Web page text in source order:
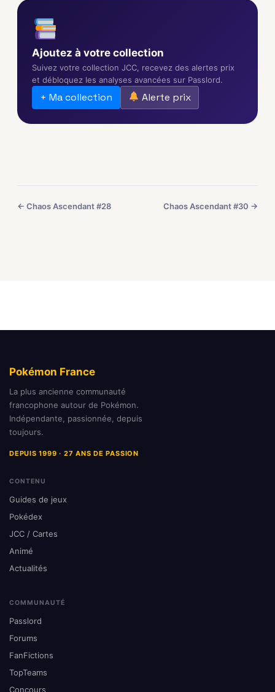
Ajoutez à votre collection
Suivez votre collection JCC, recevez des alertes prix
et débloquez les analyses avancées sur Passlord.
+ Ma collection Alerte prix
← Chaos Ascendant #28 Chaos Ascendant #30 →
Pokémon France
La plus ancienne communauté
francophone autour de Pokémon.
Indépendante, passionnée, depuis
toujours.
DEPUIS 1999 · 27 ANS DE PASSION
CONTENU
Guides de jeux
Pokédex
JCC / Cartes
Animé
Actualités
COMMUNAUTÉ
Passlord
Forums
FanFictions
TopTeams
Concours